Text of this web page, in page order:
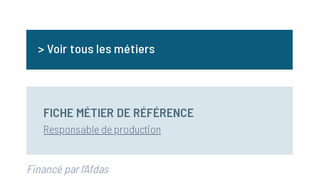
> Voir tous les métiers
FICHE MÉTIER DE RÉFÉRENCE
Responsable de production
Financé par l'Afdas